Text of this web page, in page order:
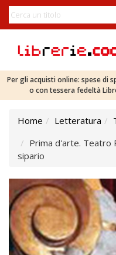
Per gli acquisti online: spese di
o con tessera fedeltà
Home Letteratura
Prima d'arte. Teatro
sipario